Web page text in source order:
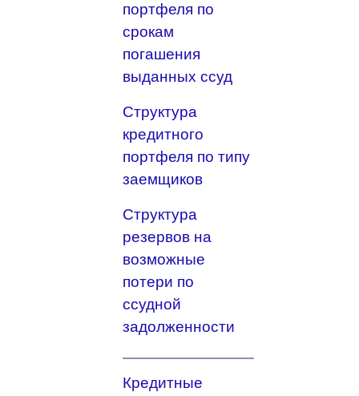
портфеля по
срокам
погашения
выданных ссуд
Структура
кредитного
портфеля по типу
заемщиков
Структура
резервов на
возможные
потери по
ссудной
задолженности
Кредитные